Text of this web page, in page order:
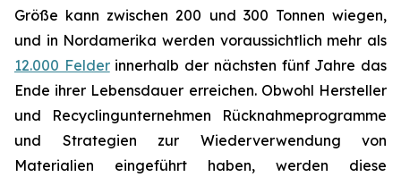
Größe kann zwischen 200 und 300 Tonnen wiegen,
und in Nordamerika werden voraussichtlich mehr als
12.000 Felderinnerhalb der nächsten fünf Jahre das
Ende ihrer Lebensdauer erreichen. Obwohl Hersteller
und Recyclingunternehmen Rücknahmeprogramme
und Strategien zur Wiederverwendung von
Materialien eingeführt haben, werden diese